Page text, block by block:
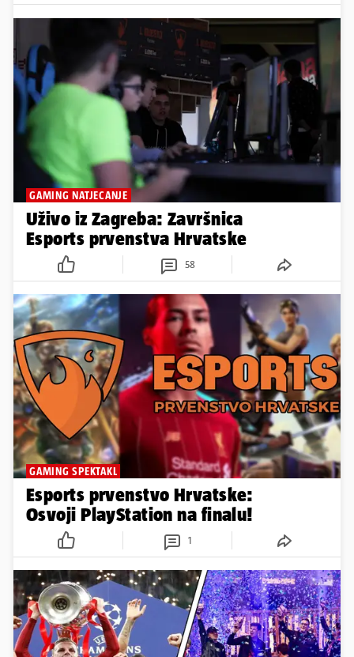
GAMING NATJECANJE
Uživo iz Zagreba: Završnica
Esports prvenstva Hrvatske
58
GAMING SPEKTAKL
Esports prvenstvo Hrvatske:
Osvoji PlayStation na finalu!
1